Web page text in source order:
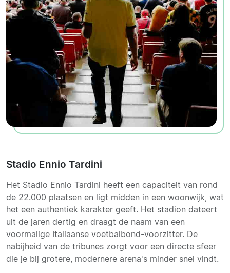
Stadio Ennio Tardini
Het Stadio Ennio Tardini heeft een capaciteit van rond
de 22.000 plaatsen en ligt midden in een woonwijk, wat
het een authentiek karakter geeft. Het stadion dateert
uit de jaren dertig en draagt de naam van een
voormalige Italiaanse voetbalbond-voorzitter. De
nabijheid van de tribunes zorgt voor een directe sfeer
die je bij grotere, modernere arena's minder snel vindt.